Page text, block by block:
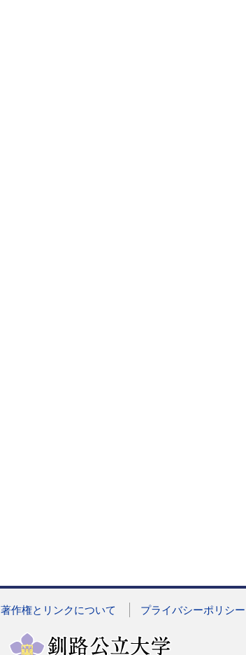
著作権とリンクについて プライバシーポリシー